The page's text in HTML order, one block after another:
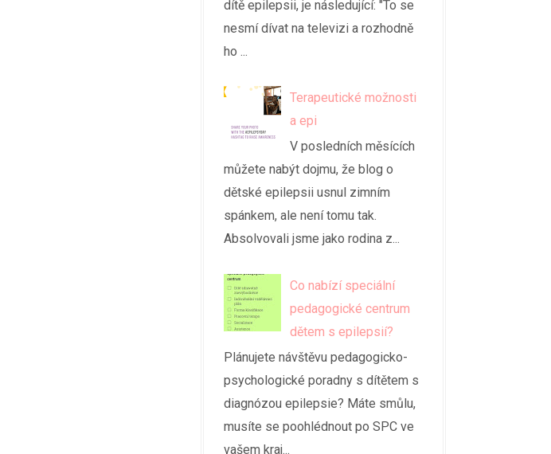
dítě epilepsii, je následující: "To se
nesmí dívat na televizi a rozhodně
ho ...
Terapeutické možnosti
a epi
V posledních měsících
můžete nabýt dojmu, že blog o
dětské epilepsii usnul zimním
spánkem, ale není tomu tak.
Absolvovali jsme jako rodina z...
Co nabízí speciální
pedagogické centrum
dětem s epilepsií?
Plánujete návštěvu pedagogicko-
psychologické poradny s dítětem s
diagnózou epilepsie? Máte smůlu,
musíte se poohlédnout po SPC ve
vašem kraj...